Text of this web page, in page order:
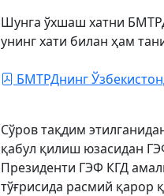
Шунга ўхшаш хатни
унинг хати билан ҳам
БМТРДнинг
Сўров тақдим
қабул қилиш юзасидан
Президенти ГЭФ КГД
тўғрисида расмий қарор